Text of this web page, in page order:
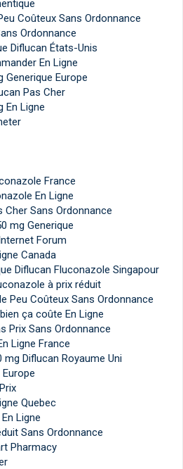
Coûteux Sans Ordonnance
Ordonnance
Diflucan États-Unis
En Ligne
Generique Europe
Pas Cher
En Ligne
France
En Ligne
Sans Ordonnance
mg Generique
Forum
Canada
Diflucan Fluconazole Singapour
à prix réduit
Peu Coûteux Sans Ordonnance
ça coûte En Ligne
Prix Sans Ordonnance
Ligne France
mg Diflucan Royaume Uni
Quebec
Ligne
Sans Ordonnance
Pharmacy